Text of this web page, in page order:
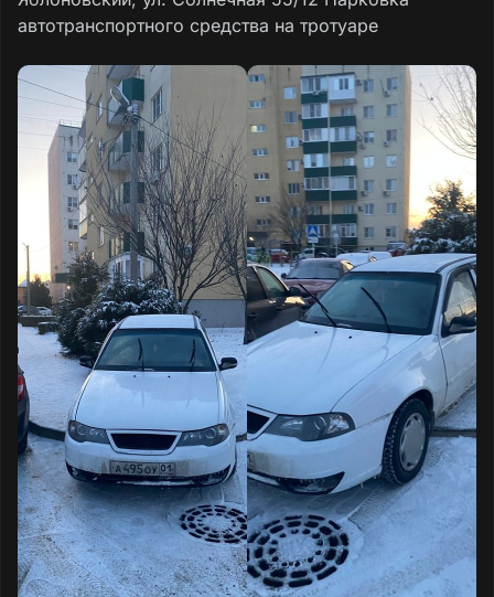
автотранспортного средства на тротуаре